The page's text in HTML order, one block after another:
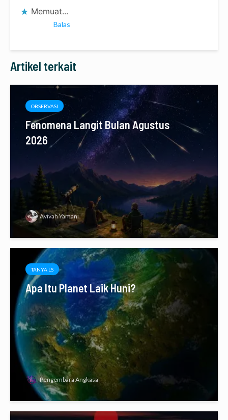
Memuat...
Balas
Artikel terkait
OBSERVASI
Fenomena Langit Bulan Agustus
2026
Avivah Yamani
TANYA LS
Apa Itu Planet Laik Huni?
Pengembara Angkasa